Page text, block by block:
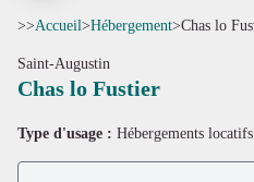
>>Accueil>Hébergement>Chas lo
Saint-Augustin
Chas lo Fustier
Type d'usage : Hébergements